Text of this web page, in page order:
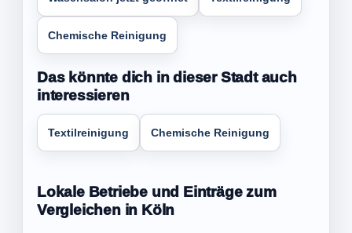
Chemische Reinigung
Das könnte dich in dieser Stadt auch
interessieren
Textilreinigung Chemische Reinigung
Lokale Betriebe und Einträge zum
Vergleichen in Köln